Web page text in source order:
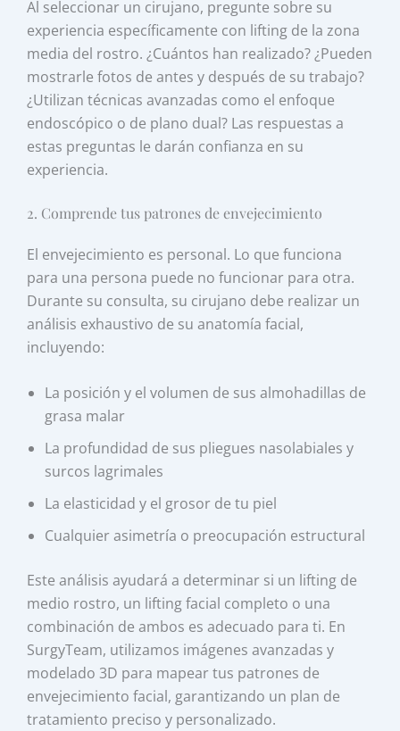
Al seleccionar un cirujano, pregunte sobre su
experiencia específicamente con lifting de la zona
media del rostro. ¿Cuántos han realizado? ¿Pueden
mostrarle fotos de antes y después de su trabajo?
¿Utilizan técnicas avanzadas como el enfoque
endoscópico o de plano dual? Las respuestas a
estas preguntas le darán confianza en su
experiencia.
2. Comprende tus patrones de envejecimiento
El envejecimiento es personal. Lo que funciona
para una persona puede no funcionar para otra.
Durante su consulta, su cirujano debe realizar un
análisis exhaustivo de su anatomía facial,
incluyendo:
La posición y el volumen de sus almohadillas de
grasa malar
La profundidad de sus pliegues nasolabiales y
surcos lagrimales
La elasticidad y el grosor de tu piel
Cualquier asimetría o preocupación estructural
Este análisis ayudará a determinar si un lifting de
medio rostro, un lifting facial completo o una
combinación de ambos es adecuado para ti. En
SurgyTeam, utilizamos imágenes avanzadas y
modelado 3D para mapear tus patrones de
envejecimiento facial, garantizando un plan de
tratamiento preciso y personalizado.